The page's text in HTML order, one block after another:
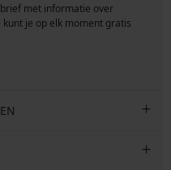
met informatie over
kunt je op elk moment gratis